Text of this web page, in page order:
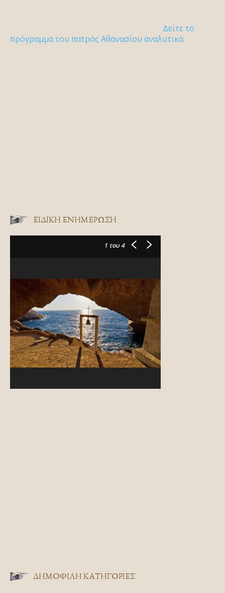
Δείτε το
πρόγραμμα του πατρός Αθανασίου αναλυτικά
ΕΙΔΙΚΉ ΕΝΗΜΈΡΩΣΗ
1 του 4
ΔΗΜΟΦΙΛΗ ΚΑΤΗΓΟΡΙΕΣ